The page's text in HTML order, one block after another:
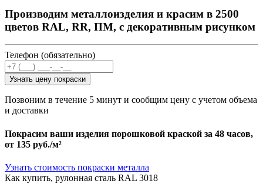
Производим металлоизделия и красим в 2500
цветов RAL, RR, ПМ, с декоративным рисунком
Телефон (обязательно)
Узнать цену покраски
Позвоним в течение 5 минут и сообщим цену с учетом объема
и доставки
Покрасим ваши изделия порошковой краской за 48 часов,
от 135 руб./м²
Узнать стоимость покраски металла
Как купить, рулонная сталь RAL 3018